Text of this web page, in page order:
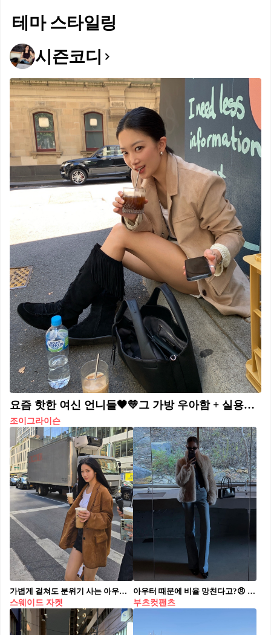
테마 스타일링
시즌코디
요즘 핫한 여신 언니들🖤💛그 가방 우아함 + 실용성 다 갖춘☁️조이그라이슨 클라우드 백 #광고 셀럽들에게 뜨겁게 사랑받는 토트백, 조이그라이슨 클라우드 토트백을 소개합니다. 심플한 룩에도 단번에 고급스러움을 더해주는 부드러운 볼륨감과 감각적인 곡선 라인이 가장 큰 특징인데요. 데일리백으로 손색없는 활용도를 자랑하는 실용적인 구조가 인상적입니다. 한겨레와 기은세의 세련된 꾸안꾸 룩부터, 유영비(나는솔로 22기 옥순)의 모던한 스타일, 윤은혜의 러블리한 무드까지! 각자의 개성에 맞춰 자연스럽게 스며드는 조이그라이슨 클라우드 토트백을 만나보세요.
조이그라이슨
가볍게 걸쳐도 분위기 사는 아우터😉 모던하면서 깔끔한 스웨이드 자켓으로 봄 코디 완성해 보세요🤎 부드러운 결이 살아 있는 스웨이드 자켓은 봄 스타일링에 깊이를 더하는 아우터입니다. 매트한 질감이 주는 차분함 덕분에 가볍게 걸쳐도 단정하고 세련된 분위기를 완성하죠. 미니멀한 싱글 버튼부터 봄버, 블레이저 등 디자인도 다양합니다. 실루엣에 따라 체형 보완 효과도 있는데요. 각 잡힌 어깨 라인은 상체를 또렷하게 정리하고, 오버핏은 군살을 부드럽게 커버합니다. 스웨이드 자켓은 다양한 하의와 매치하기 좋아 봄부터 가을까지 활용도 높은 아우터입니다.
스웨이드 자켓
아우터 때문에 비율 망친다고?😠 골반 라인 딱 잡는 부츠컷으로 길고 슬림하게 비율 보정하자✨👖 오버핏 아우터 때문에 하의가 고민이었나요? 이럴 땐 하체 라인을 살려주는 부츠컷 팬츠를 입어주면 좋은데요. 허리와 골반 라인을 잡아주고, 자연스럽게 퍼지는 부츠컷 실루엣 덕분에 전체적으로 균형 있는 룩을 완성할 수 있습니다. 다리가 길어 보이는 효과까지 있어 부피감 있는 아우터와도 잘 어울리며, 여기에 굽 있는 신발을 매치하면 스타일과 비율을 한층 더 살릴 수 있습니다. 부츠컷으로 부해 보였던 실루엣을 잡고 세련되고 시크한 룩을 연출해 보세요.
부츠컷팬츠